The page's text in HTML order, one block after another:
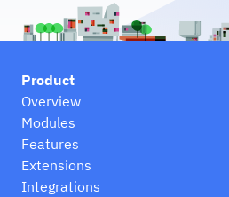
Product
Overview
Modules
Features
Extensions
Integrations